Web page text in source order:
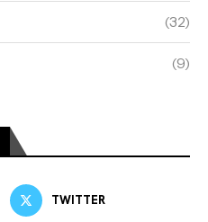
(32)
(9)
TWITTER